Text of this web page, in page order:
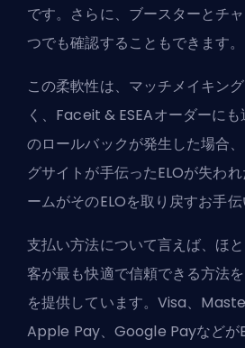
です。さらに、ブースターとチ
つでも確認することもできます。
この柔軟性は、マッチメイキン
く、Faceit & ESEAオーダーに
のロールバックが発生した場合
グサイトが手伝ったELOが失われ
ームがそのELOを取り戻すお手伝
支払い方法について言えば、ほ
客が最も快適で信頼できる方法
を提供しています。Visa、
Apple Pay、Google Payなどが